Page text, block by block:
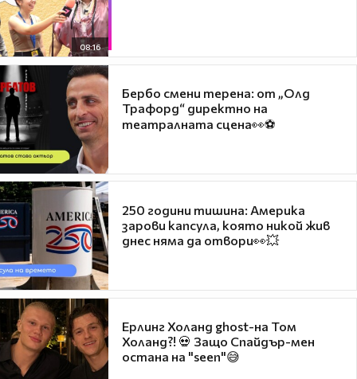
08:16
Бербо смени терена: от „Олд
Трафорд“ директно на
театралната сцена👀⚽
250 години тишина: Америка
зарови капсула, която никой жив
днес няма да отвори👀💥
Ерлинг Холанд ghost-на Том
Холанд?! 💀 Защо Спайдър-мен
остана на "seen"😅